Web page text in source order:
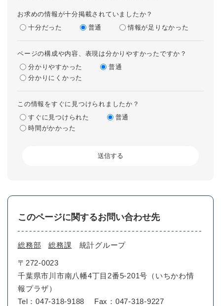
お求めの情報が十分掲載されていましたか？
十分だった
普通 情報が足りなかった
ページの構成や内容、表現は分かりやすかったですか？
分かりやすかった
普通
分かりにくかった
この情報をすぐに見つけられましたか？
すぐに見つけられた
普通
時間がかかった
このページに関するお問い合わせ先
総務部 総務課 統計グループ
〒272-0023
千葉県市川市南八幡4丁目2番5-201号（いちかわ情
報プラザ）
Tel：047-318-9188
Fax：047-318-9227